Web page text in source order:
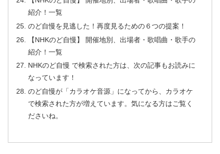
紹介！一覧
のど自慢を見逃した！再度見るための６つの提案！
【NHKのど自慢】 開催地別、出場者・歌唱曲・歌手の
紹介！一覧
NHKのど自慢 で検索された方は、次の記事もお読みに
なっています！
のど自慢が「カラオケ音源」になってから、カラオケ
で検索された方が増えています。気になる方はご覧く
ださいね。